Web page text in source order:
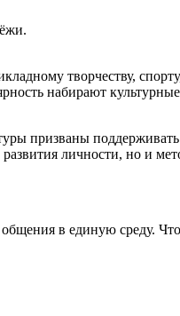
творчеству,
набирают
призваны
личности, но и
в единую среду. Что